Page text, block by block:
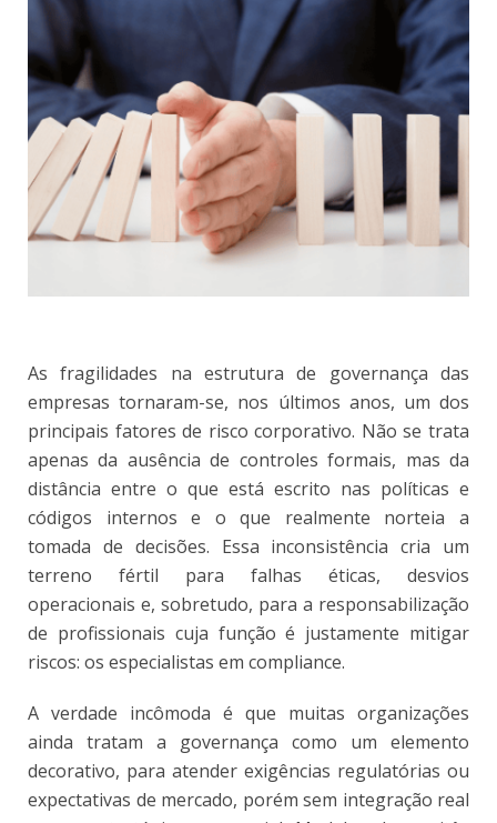
As fragilidades na estrutura de governança das
empresas tornaram-se, nos últimos anos, um dos
principais fatores de risco corporativo. Não se trata
apenas da ausência de controles formais, mas da
distância entre o que está escrito nas políticas e
códigos internos e o que realmente norteia a
tomada de decisões. Essa inconsistência cria um
terreno fértil para falhas éticas, desvios
operacionais e, sobretudo, para a responsabilização
de profissionais cuja função é justamente mitigar
riscos: os especialistas em compliance.
A verdade incômoda é que muitas organizações
ainda tratam a governança como um elemento
decorativo, para atender exigências regulatórias ou
expectativas de mercado, porém sem integração real